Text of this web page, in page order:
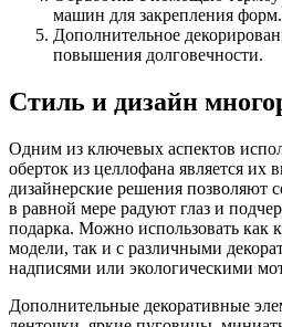
машин для закрепления форм.
Дополнительное
повышения долговечности.
Стиль и дизайн
Одним из ключевых аспектов
оберток из целлофана является
дизайнерские решения позволяют
в равной мере радуют глаз и
подарка. Можно использовать как
модели, так и с различными
надписями или экологическими
Дополнительные декоративные